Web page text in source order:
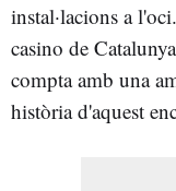
instal·lacions a
casino de
compta amb una
història d'aquest